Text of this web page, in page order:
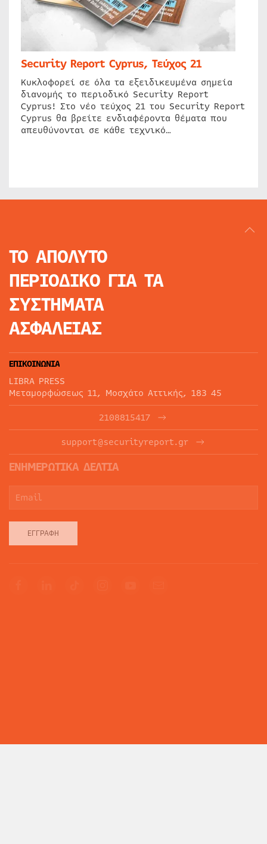
Security Report Cyprus, Τεύχος 21
Κυκλοφορεί σε όλα τα εξειδικευμένα σημεία
διανομής το περιοδικό Security Report
Cyprus! Στο νέο τεύχος 21 του Security Report
Cyprus θα βρείτε ενδιαφέροντα θέματα που
απευθύνονται σε κάθε τεχνικό…
ΤΟ ΑΠΟΛΥΤΟ
ΠΕΡΙΟΔΙΚΟ ΓΙΑ ΤΑ
ΣΥΣΤΗΜΑΤΑ
ΑΣΦΑΛΕΙΑΣ
ΕΠΙΚΟΙΝΩΝΙΑ
LIBRA PRESS
Μεταμορφώσεως 11, Μοσχάτο Αττικής, 183 45
2108815417
support@securityreport.gr
ΕΝΗΜΕΡΩΤΙΚΑ ΔΕΛΤΙΑ
ΕΓΓΡΑΦΉ